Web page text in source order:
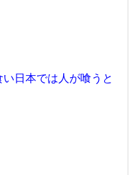
日本では人が喰うと